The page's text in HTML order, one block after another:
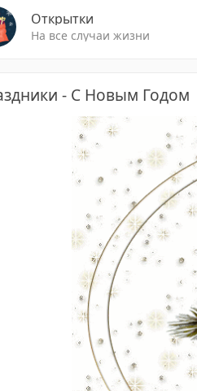
Открытки
На все случаи жизни
- С Новым Годом